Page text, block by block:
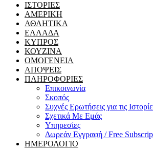
ΙΣΤΟΡΙΕΣ
ΑΜΕΡΙΚΗ
ΑΘΛΗΤΙΚΑ
ΕΛΛΑΔΑ
ΚΥΠΡΟΣ
ΚΟΥΖΙΝΑ
ΟΜΟΓΕΝΕΙΑ
ΑΠΟΨΕΙΣ
ΠΛΗΡΟΦΟΡΙΕΣ
Επικοινωνία
Σκοπός
Συχνές Ερωτήσεις για τις
Σχετικά Με Εμάς
Υπηρεσίες
Δωρεάν Εγγραφή / Free
ΗΜΕΡΟΛΟΓΙΟ